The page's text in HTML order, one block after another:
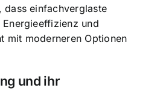
einfachverglaste
und
mit moderneren Optionen
und ihr